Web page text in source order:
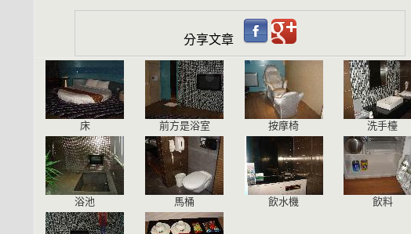
分享文章
床 前方是浴室 按摩椅 洗手檯
浴池 馬桶 飲水機 飲料